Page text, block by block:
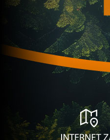
PLEMIĆI SE
1/4 finale
1 godina 5 mjesec